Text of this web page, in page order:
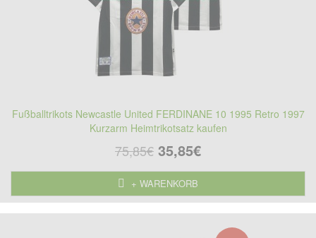
Fußballtrikots Newcastle United FERDINANE 10 1995 Retro 1997
Kurzarm Heimtrikotsatz kaufen
75,85€ 35,85€
+ WARENKORB